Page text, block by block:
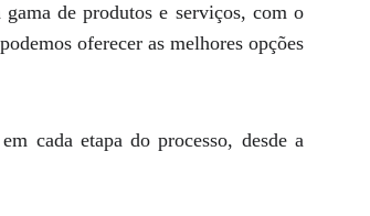
de produtos e serviços, com o
oferecer as melhores opções
cada etapa do processo, desde a